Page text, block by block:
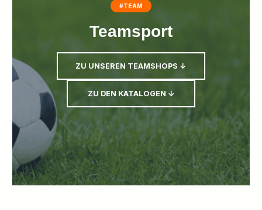
#TEAM
Teamsport
ZU UNSEREN TEAMSHOPS ↓
ZU DEN KATALOGEN ↓